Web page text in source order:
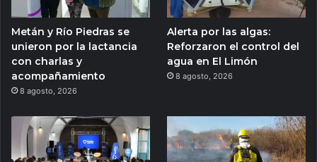
Metán y Río Piedras se
unieron por la lactancia
con charlas y
acompañamiento
8 agosto, 2026
Alerta por las algas:
Reforzaron el control del
agua en El Limón
8 agosto, 2026